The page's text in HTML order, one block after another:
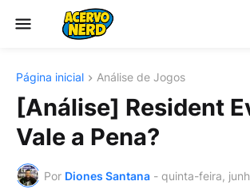
Página inicial Análise de Jogos
[Análise] Resident
Vale a Pena?
Por Diones Santana - quinta-feira,